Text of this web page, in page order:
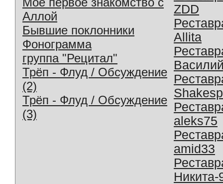
Аллой
Бывшие поклонники
Фонограмма
группа "Рецитал"
Трёп - Флуд / Обсуждение
(2)
Трёп - Флуд / Обсуждение
(3)
ZDD
Allita
aleks75
amid33
Никита-